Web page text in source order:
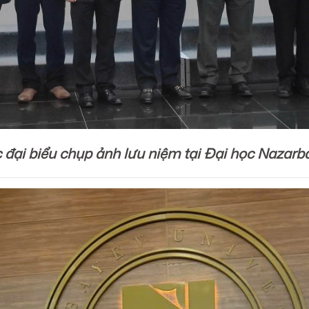
đại biểu chụp ảnh lưu niệm tại Đại học